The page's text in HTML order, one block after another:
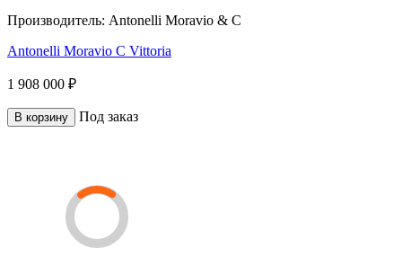
Производитель: Antonelli Moravio & C
Antonelli Moravio C Vittoria
1 908 000 ₽
В корзину Под заказ